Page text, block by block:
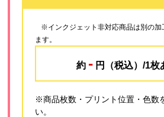
※インクジェット非対応商品は別の加
ます。
約 - 円（税込）/1枚
※商品枚数・プリント位置・色数
い。